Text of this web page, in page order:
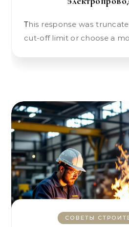
This response was truncated. Increase the
cut-off limit or choose a
СОВЕТЫ